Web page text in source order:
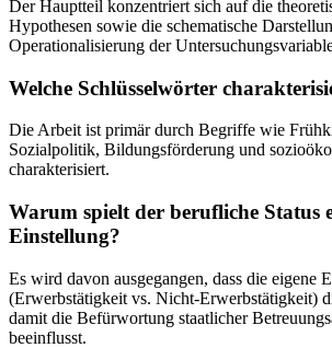
Der Hauptteil konzentriert sich auf die
Hypothesen sowie die schematische
Operationalisierung der
Welche Schlüsselwörter
Die Arbeit ist primär durch Begriffe wie
Sozialpolitik, Bildungsförderung und
charakterisiert.
Warum spielt der berufliche Status
Einstellung?
Es wird davon ausgegangen, dass die eigene
(Erwerbstätigkeit vs. Nicht-Erwerbstätigkeit)
damit die Befürwortung staatlicher
beeinflusst.